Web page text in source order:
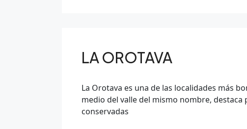
LA OROTAVA
La Orotava es una de las localidades más
medio del valle del mismo nombre,
conservadas